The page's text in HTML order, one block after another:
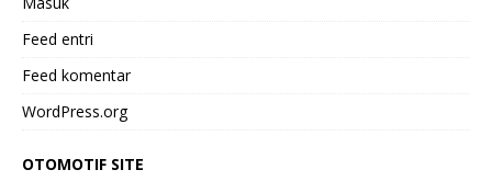
Feed entri
Feed komentar
WordPress.org
OTOMOTIF SITE